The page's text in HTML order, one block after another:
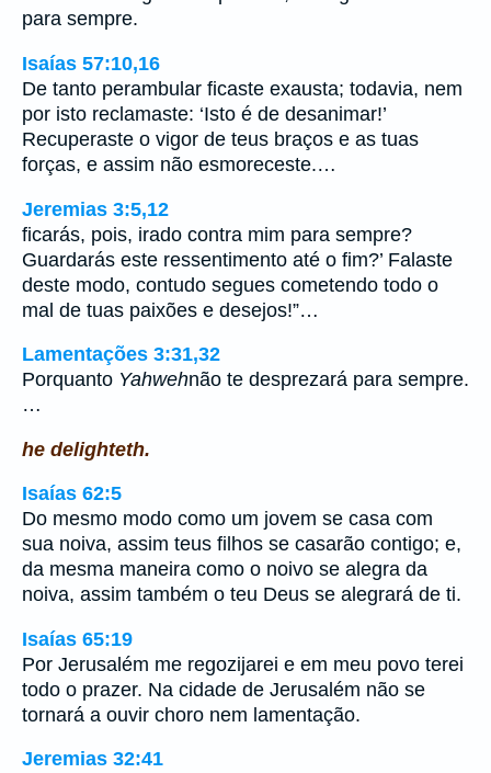
para sempre.
Isaías 57:10,16
De tanto perambular ficaste exausta; todavia, nem
por isto reclamaste: ‘Isto é de desanimar!’
Recuperaste o vigor de teus braços e as tuas
forças, e assim não esmoreceste.…
Jeremias 3:5,12
ficarás, pois, irado contra mim para sempre?
Guardarás este ressentimento até o fim?’ Falaste
deste modo, contudo segues cometendo todo o
mal de tuas paixões e desejos!”…
Lamentações 3:31,32
Porquanto Yahwehnão te desprezará para sempre.
…
he delighteth.
Isaías 62:5
Do mesmo modo como um jovem se casa com
sua noiva, assim teus filhos se casarão contigo; e,
da mesma maneira como o noivo se alegra da
noiva, assim também o teu Deus se alegrará de ti.
Isaías 65:19
Por Jerusalém me regozijarei e em meu povo terei
todo o prazer. Na cidade de Jerusalém não se
tornará a ouvir choro nem lamentação.
Jeremias 32:41